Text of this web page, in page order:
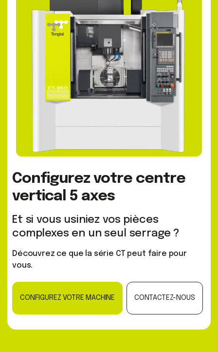
Configurez votre centre
vertical 5 axes
Et si vous usiniez vos pièces
complexes en un seul serrage ?
Découvrez ce que la série CT peut faire pour
vous.
CONFIGUREZ VOTRE MACHINE CONTACTEZ-NOUS